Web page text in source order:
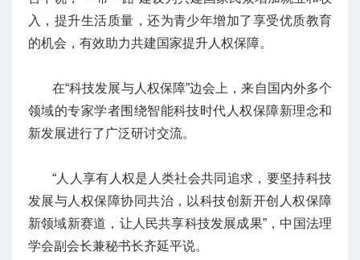
入，提升生活质量，还为青少年增加了享受优质教育
的机会，有效助力共建国家提升人权保障。
在“科技发展与人权保障”边会上，来自国内外多个
领域的专家学者围绕智能科技时代人权保障新理念和
新发展进行了广泛研讨交流。
“人人享有人权是人类社会共同追求，要坚持科技
发展与人权保障协同共治，以科技创新开创人权保障
新领域新赛道，让人民共享科技发展成果”，中国法理
学会副会长兼秘书长齐延平说。